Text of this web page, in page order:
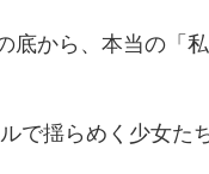
底から、本当の「
で揺らめく少女た